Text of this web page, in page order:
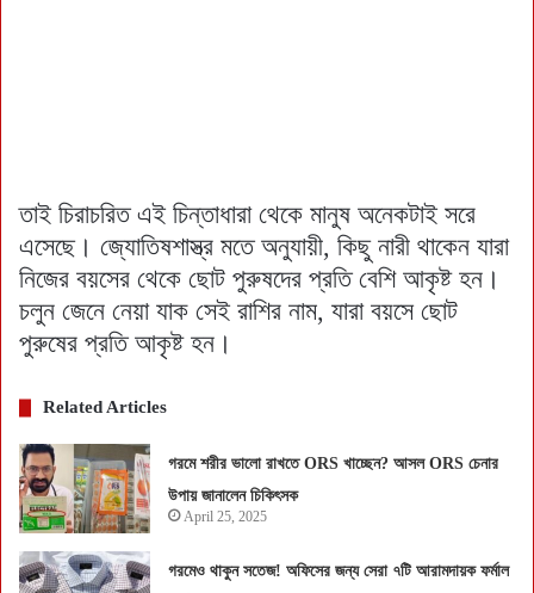
তাই চিরাচরিত এই চিন্তাধারা থেকে মানুষ অনেকটাই সরে
এসেছে। জ্যোতিষশাস্ত্র মতে অনুযায়ী, কিছু নারী থাকেন যারা
নিজের বয়সের থেকে ছোট পুরুষদের প্রতি বেশি আকৃষ্ট হন।
চলুন জেনে নেয়া যাক সেই রাশির নাম, যারা বয়সে ছোট
পুরুষের প্রতি আকৃষ্ট হন।
Related Articles
গরমে শরীর ভালো রাখতে ORS খাচ্ছেন? আসল ORS চেনার
উপায় জানালেন চিকিৎসক
April 25, 2025
গরমেও থাকুন সতেজ! অফিসের জন্য সেরা ৭টি আরামদায়ক ফর্মাল